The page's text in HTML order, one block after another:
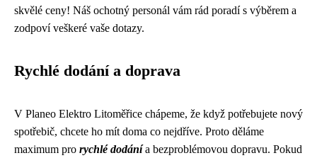
skvělé ceny! Náš ochotný personál vám rád poradí s výběrem a
zodpoví veškeré vaše dotazy.
Rychlé dodání a doprava
V Planeo Elektro Litoměřice chápeme, že když potřebujete nový
spotřebič, chcete ho mít doma co nejdříve. Proto děláme
maximum pro rychlé dodánía bezproblémovou dopravu. Pokud